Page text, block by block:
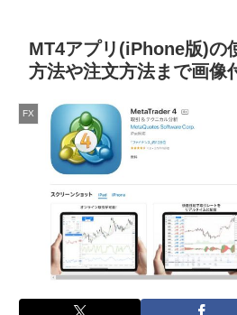
MT4アプリ(iPhone版)の
方法や注文方法まで画像
FX